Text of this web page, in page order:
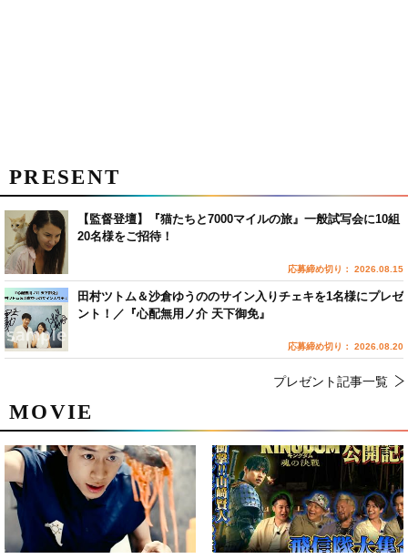
MOVIE
PRESENT
【監督登壇】『猫たちと7000マイルの旅』一般試写会に10組
20名様をご招待！
応募締め切り： 2026.08.15
田村ツトム＆沙倉ゆうののサイン入りチェキを1名様にプレゼ
ント！／『心配無用ノ介 天下御免』
応募締め切り： 2026.08.20
プレゼント記事一覧